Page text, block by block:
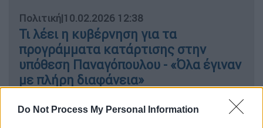
Do Not Process My Personal Information
Πολιτική|10.02.2026 12:38
Τι λέει η κυβέρνηση για τα
προγράμματα κατάρτισης στην
υπόθεση Παναγόπουλου - «Όλα έγιναν
με πλήρη διαφάνεια»